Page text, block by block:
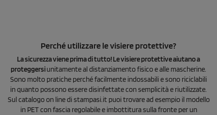
Perché utilizzare le visiere protettive?
La sicurezza viene prima di tutto! Le visiere protettive aiutano a
proteggersiunitamente al distanziamento fisico e alle mascherine.
Sono molto pratiche perché facilmente indossabili e sono riciclabili
in quanto possono essere disinfettate con semplicità e riutilizzate.
Sul catalogo on line di stampasi.it puoi trovare ad esempio il modello
in PET con fascia regolabile e imbottitura sulla fronte per un